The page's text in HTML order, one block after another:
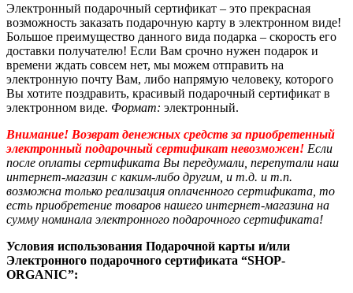
Электронный подарочный сертификат – это прекрасная
возможность заказать подарочную карту в электронном виде!
Большое преимущество данного вида подарка – скорость его
доставки получателю! Если Вам срочно нужен подарок и
времени ждать совсем нет, мы можем отправить на
электронную почту Вам, либо напрямую человеку, которого
Вы хотите поздравить, красивый подарочный сертификат в
электронном виде. Формат: электронный.
Внимание! Возврат денежных средств за приобретенный
электронный подарочный сертификат невозможен! Если
после оплаты сертификата Вы передумали, перепутали наш
интернет-магазин с каким-либо другим, и т.д. и т.п.
возможна только реализация оплаченного сертификата, то
есть приобретение товаров нашего интернет-магазина на
сумму номинала электронного подарочного сертификата!
Условия использования Подарочной карты и/или
Электронного подарочного сертификата “SHOP-
ORGANIC”: